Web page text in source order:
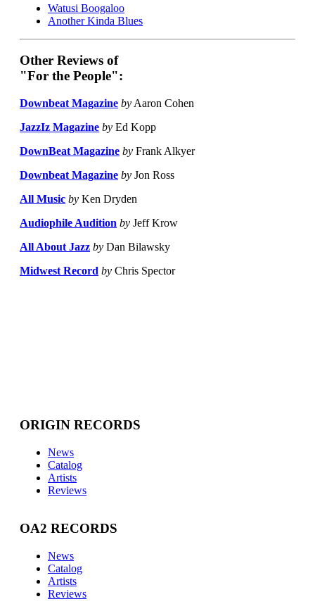
Watusi Boogaloo
Another Kinda Blues
Other Reviews of
"For the People":
Downbeat Magazine by Aaron Cohen
JazzIz Magazine by Ed Kopp
DownBeat Magazine by Frank Alkyer
Downbeat Magazine by Jon Ross
All Music by Ken Dryden
Audiophile Audition by Jeff Krow
All About Jazz by Dan Bilawsky
Midwest Record by Chris Spector
ORIGIN RECORDS
News
Catalog
Artists
Reviews
OA2 RECORDS
News
Catalog
Artists
Reviews